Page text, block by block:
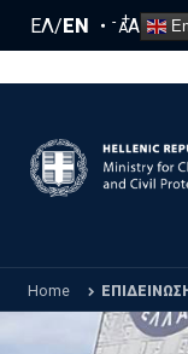
Skip to main content
ΕΛ/EN -A+A
Home